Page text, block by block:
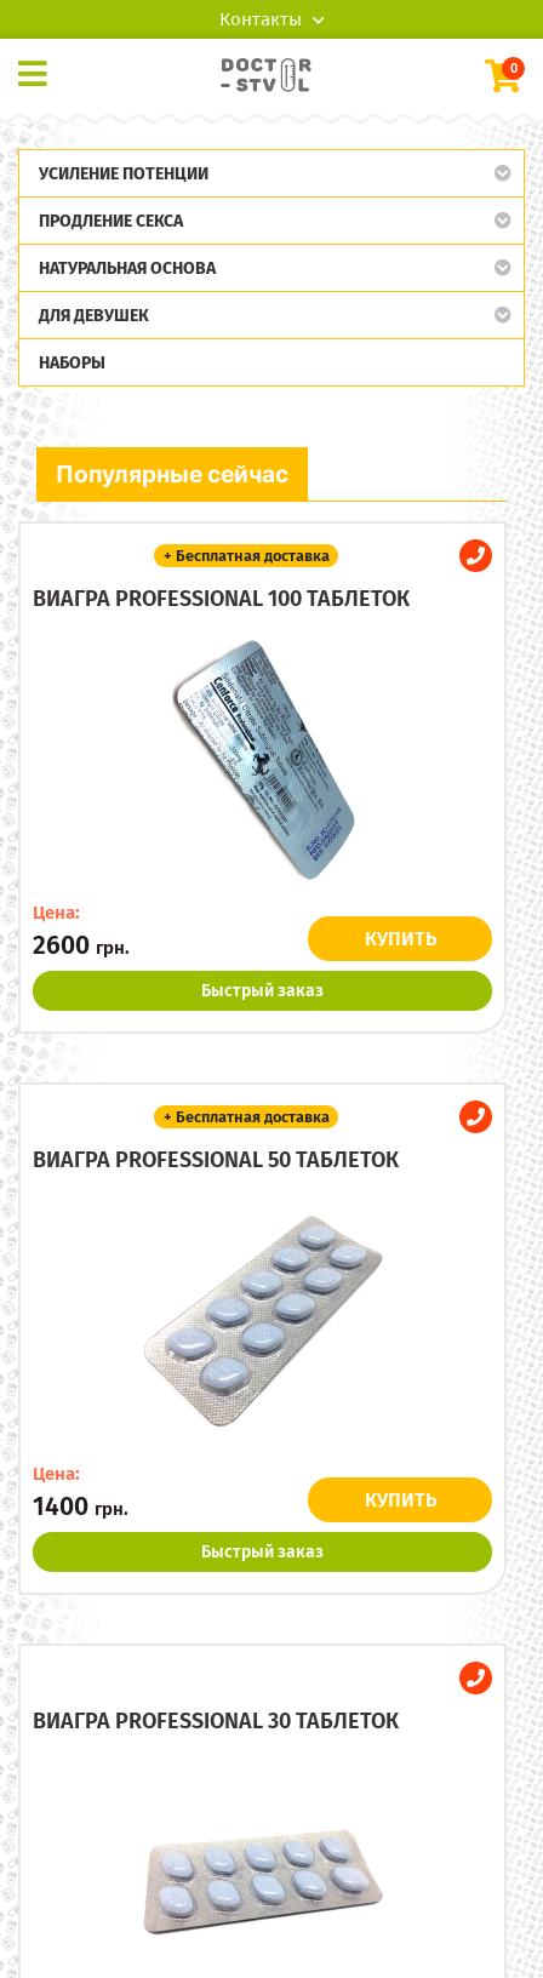
Контакты
0
УСИЛЕНИЕ ПОТЕНЦИИ
ПРОДЛЕНИЕ СЕКСА
НАТУРАЛЬНАЯ ОСНОВА
ДЛЯ ДЕВУШЕК
НАБОРЫ
Популярные сейчас
+ Бесплатная доставка
ВИАГРА PROFESSIONAL 100 ТАБЛЕТОК
Цена:
2600 грн. КУПИТЬ
Быстрый заказ
+ Бесплатная доставка
ВИАГРА PROFESSIONAL 50 ТАБЛЕТОК
Цена:
1400 грн. КУПИТЬ
Быстрый заказ
ВИАГРА PROFESSIONAL 30 ТАБЛЕТОК